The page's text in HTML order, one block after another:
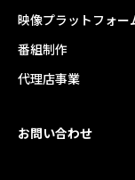
映像プラットフォー
番組制作
代理店事業
お問い合わせ